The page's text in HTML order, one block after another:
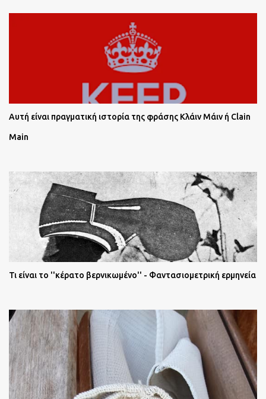
Αυτή είναι πραγματική ιστορία της φράσης Κλάιν Μάιν ή Clain
Main
Τι είναι το ''κέρατο βερνικωμένο'' - Φαντασιομετρική ερμηνεία